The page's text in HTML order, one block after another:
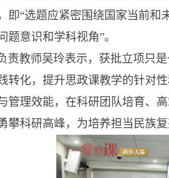
即“选题应紧密围绕国家当前和
题意识和学科视角”。
责教师吴玲表示，获批立项只
转化，提升思政课教学的针对
管理效能，在科研团队培育、
攀科研高峰，为培养担当民族